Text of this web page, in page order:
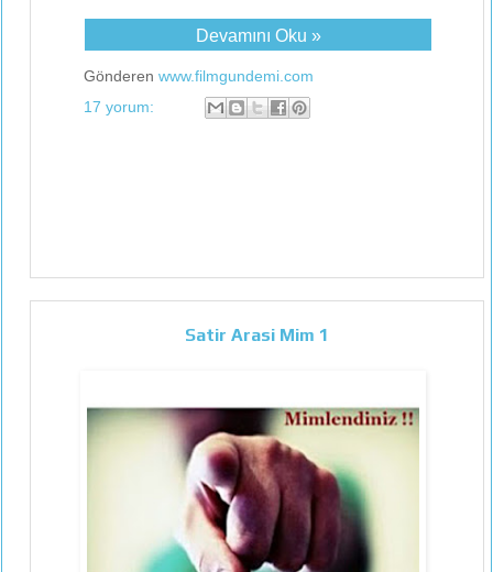
Devamını Oku »
Gönderen www.filmgundemi.com
17 yorum:
Satir Arasi Mim 1